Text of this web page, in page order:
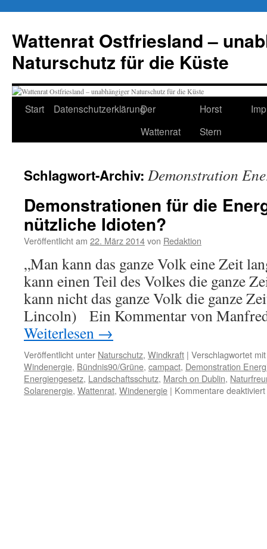
springen
Wattenrat Ostfriesland –
Naturschutz für die Küste
Start DatenschutzerklärungDer
Wattenrat
Horst
Stern
Schlagwort-Archiv: Demonstration
Demonstrationen für die
nützliche Idioten?
Veröffentlicht am 22. März 2014von Redaktion
„Man kann das ganze Volk eine Zeit
kann einen Teil des Volkes die ganze
kann nicht das ganze Volk die ganze
Lincoln) Ein Kommentar von
Weiterlesen →
Veröffentlicht unter Naturschutz, Windkraft | Verschlagwortet mit
Windenergie, Bündnis90/Grüne, campact, Demonstration
Energiengesetz, Landschaftsschutz, March on Dublin,
Solarenergie, Wattenrat, Windenergie | Kommentare deaktiviert